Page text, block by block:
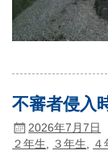
不審者侵入
2026年7月7日
２年生, ３年生, ４